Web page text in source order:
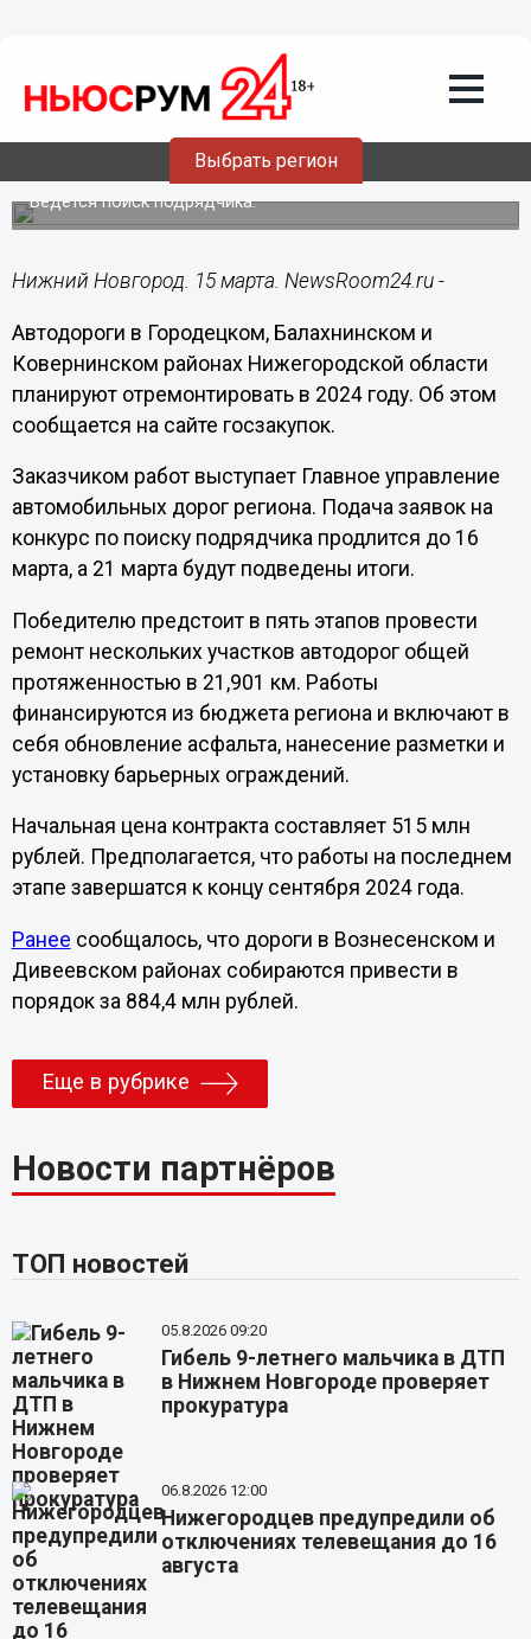
Выбрать регион
515 млн рублей направят на ремонт
дорог в трех районах Нижегородской
Ведется поиск подрядчика.
Нижний Новгород. 15 марта. NewsRoom24.ru -
Автодороги в Городецком, Балахнинском и
Ковернинском районах Нижегородской области
планируют отремонтировать в 2024 году. Об этом
сообщается на сайте госзакупок.
Заказчиком работ выступает Главное управление
автомобильных дорог региона. Подача заявок на
конкурс по поиску подрядчика продлится до 16
марта, а 21 марта будут подведены итоги.
Победителю предстоит в пять этапов провести
ремонт нескольких участков автодорог общей
протяженностью в 21,901 км. Работы
финансируются из бюджета региона и включают в
себя обновление асфальта, нанесение разметки и
установку барьерных ограждений.
Начальная цена контракта составляет 515 млн
рублей. Предполагается, что работы на последнем
этапе завершатся к концу сентября 2024 года.
Ранее сообщалось, что дороги в Вознесенском и
Дивеевском районах собираются привести в
порядок за 884,4 млн рублей.
Еще в рубрике
Новости партнёров
ТОП новостей
05.8.2026 09:20
Гибель 9-летнего мальчика в ДТП
в Нижнем Новгороде проверяет
прокуратура
06.8.2026 12:00
Нижегородцев предупредили об
отключениях телевещания до 16
августа